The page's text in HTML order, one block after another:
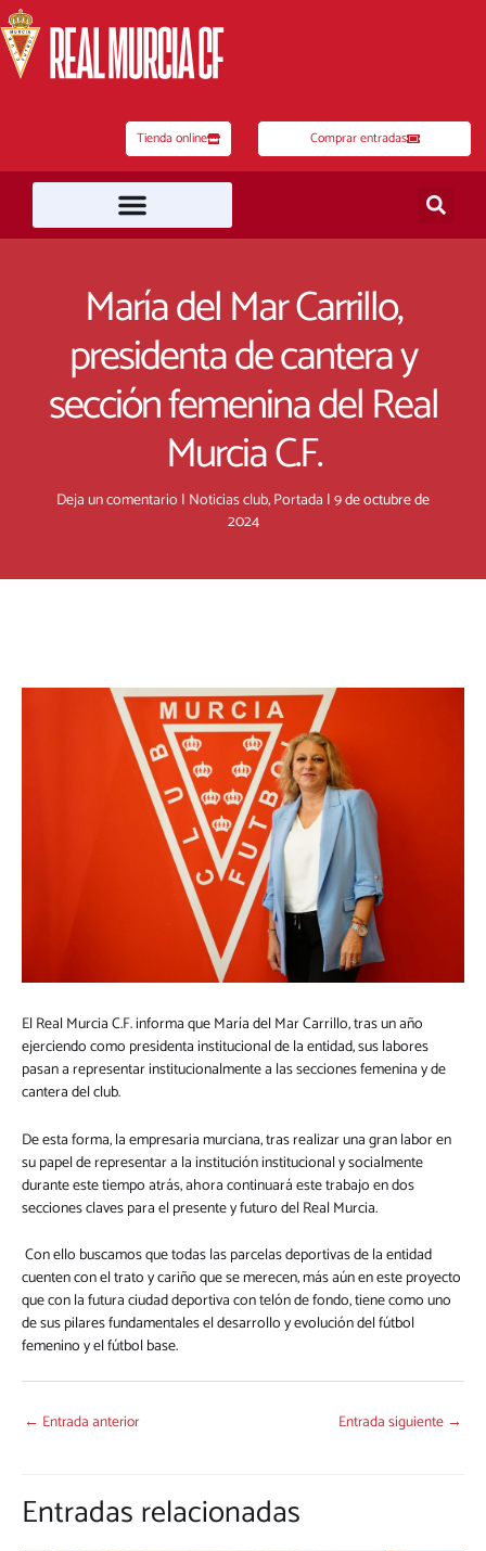
al
contenido
Tienda online Comprar entradas
María del Mar Carrillo,
presidenta de cantera y
sección femenina del Real
Murcia C.F.
Deja un comentario | Noticias club,Portada |9 de octubre de
2024
El Real Murcia C.F. informa que María del Mar Carrillo, tras un año
ejerciendo como presidenta institucional de la entidad, sus labores
pasan a representar institucionalmente a las secciones femenina y de
cantera del club.
De esta forma, la empresaria murciana, tras realizar una gran labor en
su papel de representar a la institución institucional y socialmente
durante este tiempo atrás, ahora continuará este trabajo en dos
secciones claves para el presente y futuro del Real Murcia.
Con ello buscamos que todas las parcelas deportivas de la entidad
cuenten con el trato y cariño que se merecen, más aún en este proyecto
que con la futura ciudad deportiva con telón de fondo, tiene como uno
de sus pilares fundamentales el desarrollo y evolución del fútbol
femenino y el fútbol base.
← Entrada anterior Entrada siguiente →
Entradas relacionadas